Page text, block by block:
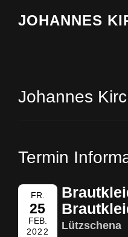
JOHANNES
Johannes
Termin
FR.
25
FEB.
2022
Lützschena